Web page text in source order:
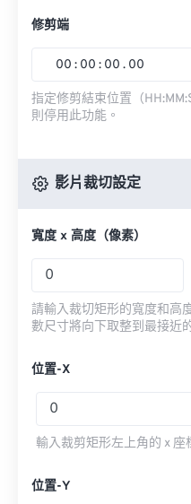
修剪端
00 : 00 : 00 . 00
指定修剪結束位置（
則停用此功能。
影片裁切設定
寬度 x 高度（像素）
請輸入裁切矩形的寬度和高
數尺寸將向下取整到最接近
位置-X
輸入裁剪矩形左上角的 x 座
位置-Y